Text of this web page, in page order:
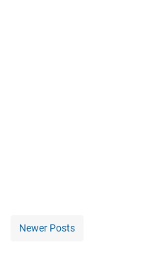
Newer Posts